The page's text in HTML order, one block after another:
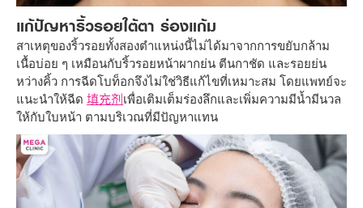
แก้ปัญหาริ้วรอยใต้ตา ร่องแก้ม
สาเหตุของริ้วรอยทั้งสองตำแหน่งนี้ไม่ได้มาจากการขยับกล้าม
เนื้อบ่อย ๆ เหมือนกับริ้วรอยหน้าผากย่น ตีนกาชัด และรอยย่น
หว่างคิ้ว การฉีดโบท็อกจึงไม่ใช่วิธีแก้ไขที่เหมาะสม โดยแพทย์จะ
แนะนำให้ฉีด 填充剂 เพื่อเติมเต็มร่องลึกและเพิ่มความมีน้ำมีนวล
ให้กับใบหน้า ตามบริเวณที่มีปัญหาแทน